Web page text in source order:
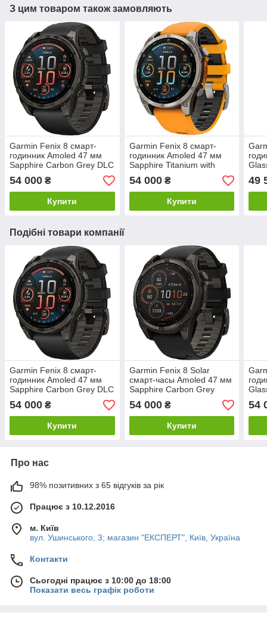
З цим товаром також замовляють
Garmin Fenix ​​8 смарт-
годинник Amoled 47 мм
Sapphire Carbon Grey DLC
Titanium with Black Silicone
Band 010-02904-21
54 000 ₴
Купити
Garmin Fenix ​​8 смарт-
годинник Amoled 47 мм
Sapphire Titanium with
Orange and Graphite
Silicone Band 010-02904-
11
54 000₴
Купити
49
Подібні товари компанії
Garmin Fenix ​​8 смарт-
годинник Amoled 47 мм
Sapphire Carbon Grey DLC
Titanium with Black Silicone
Band 010-02904-21
54 000 ₴
Купити
Garmin Fenix ​​8 Solar
cмарт-часы Amoled 47 мм
Sapphire Carbon Grey
Band 010-02906-11
54 000₴
Купити
00
54
Про нас
98% позитивних з 65 відгуків за рік
Працює з 10.12.2016
м. Київ
вул. Ушинського, 3; магазин "ЕКСПЕРТ", Київ, Україна
Контакти
Сьогодні працює з 10:00 до 18:00
Показати весь графік роботи